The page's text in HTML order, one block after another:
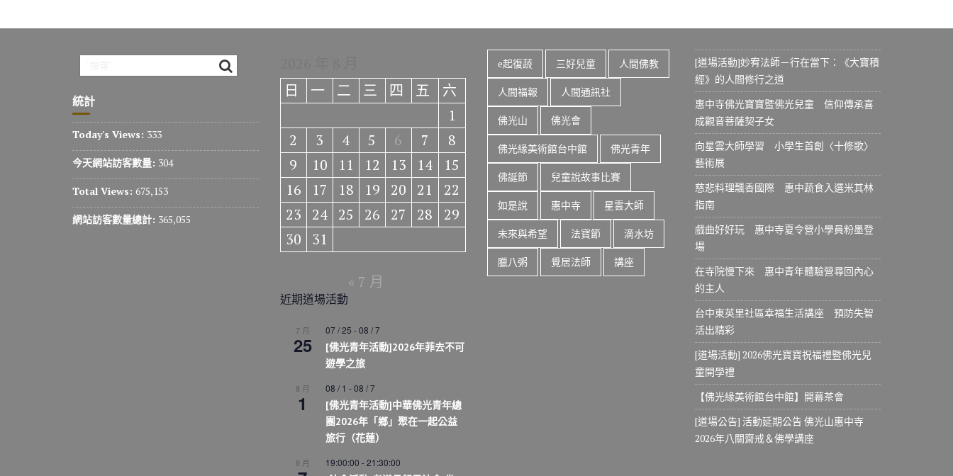
統計
Today's Views: 333
今天網站訪客數量: 304
Total Views: 675,153
網站訪客數量總計: 365,055
日
一 二 三 四 五
六
1
2
3 4 5 6 7
8
9
10 11 12 13 14
15
16
17 18 19 20 21
22
23
24 25 26 27 28
29
30
31
« 7 月
近期道場活動
7 月
25
07 / 25 -08 / 7
[佛光青年活動]2026年菲去不可
遊學之旅
8 月
1
08 / 1 -08 / 7
[佛光青年活動]中華佛光青年總
團2026年「鄉」聚在一起公益
旅行（花蓮）
8 月 19:00:00 -21:30:00
e起復蔬 三好兒童 人間佛教
人間福報 人間通訊社
佛光山 佛光會
佛光緣美術館台中館 佛光青年
佛誕節 兒童說故事比賽
如是說 惠中寺 星雲大師
未來與希望 法寶節 滴水坊
臘八粥 覺居法師 講座
[道場活動]妙宥法師－行在當下：《大寶積
經》的人間修行之道
惠中寺佛光寶寶暨佛光兒童 信仰傳承喜
成觀音菩薩契子女
向星雲大師學習 小學生首創〈十修歌〉
藝術展
慈悲料理飄香國際 惠中蔬食入選米其林
指南
戲曲好好玩 惠中寺夏令營小學員粉墨登
場
在寺院慢下來 惠中青年體驗營尋回內心
的主人
台中東英里社區幸福生活講座 預防失智
活出精彩
[道場活動] 2026佛光寶寶祝福禮暨佛光兒
童開學禮
【佛光緣美術館台中館】開幕茶會
[道場公告] 活動延期公告 佛光山惠中寺
2026年八關齋戒＆佛學講座